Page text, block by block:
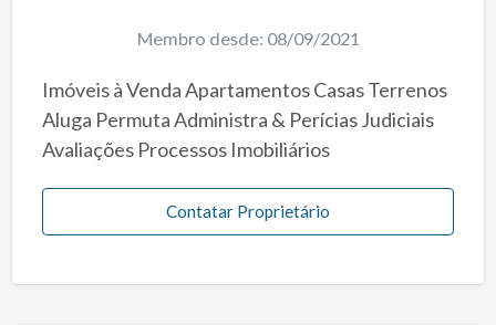
Membro desde: 08/09/2021
Imóveis à Venda Apartamentos Casas Terrenos
Aluga Permuta Administra & Perícias Judiciais
Avaliações Processos Imobiliários
Contatar Proprietário